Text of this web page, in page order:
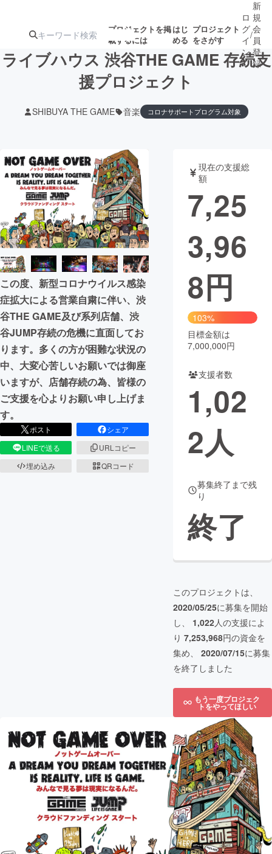
プロジェクトを掲
載するには
はじ
める
プロジェクト
をさがす
ジェクト
ターン
注目の新着プロ
ジェクト
募集終了が近いプ
ロジェクト
もうすぐ公開
されます
アート・写真 音楽
テクノロジー・ガジェット ゲーム・サ
映像・映画
ビジネス・起業
まちづくり・地域活性化
CAMPFIRE for Social Good
CAMPFIRE Creation
CAMPFIREふるさと納税machi-ya コミュニティ
ロ
グ
イ
ン
/
新
規
会
員
登
録
ライブハウス 渋谷THE GAME 存続支
援プロジェクト
SHIBUYA THE GAME 音楽 コロナサポートプログラム対象
この度、新型コロナウイルス感染
症拡大による営業自粛に伴い、渋
谷THE GAME及び系列店舗、渋
谷JUMP存続の危機に直面してお
ります。多くの方が困難な状況の
中、大変心苦しいお願いでは御座
いますが、店舗存続の為、皆様の
ご支援を心よりお願い申し上げま
す。
ポスト
シェア
LINEで送る
URLコピー
埋め込み
QRコード
現在の支援総
額
7,25
3,96
8円
103%
目標金額は
7,000,000円
支援者数
1,02
2人
募集終了まで残
り
終了
このプロジェクトは、
2020/05/25に募集を開始
し、 1,022人の支援によ
り 7,253,968円の資金を
集め、 2020/07/15に募集
を終了しました
もう一度プロジェク
トをやってほしい